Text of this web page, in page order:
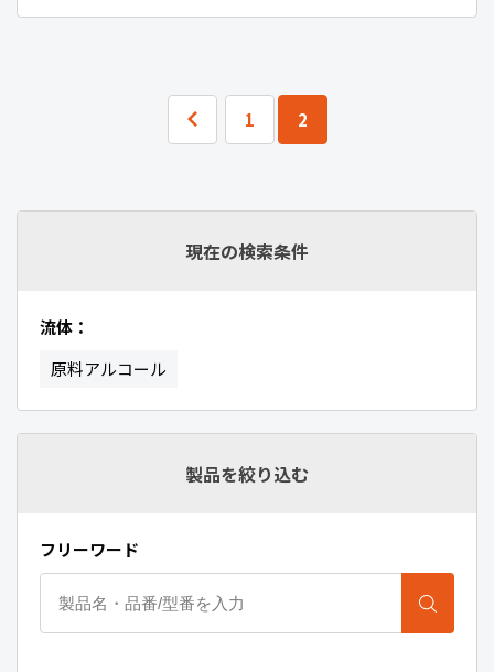
1 2
現在の検索条件
流体：
原料アルコール
製品を絞り込む
フリーワード